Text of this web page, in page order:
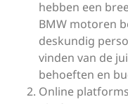
hebben een
BMW motoren
deskundig
vinden van de
behoeften en
Online